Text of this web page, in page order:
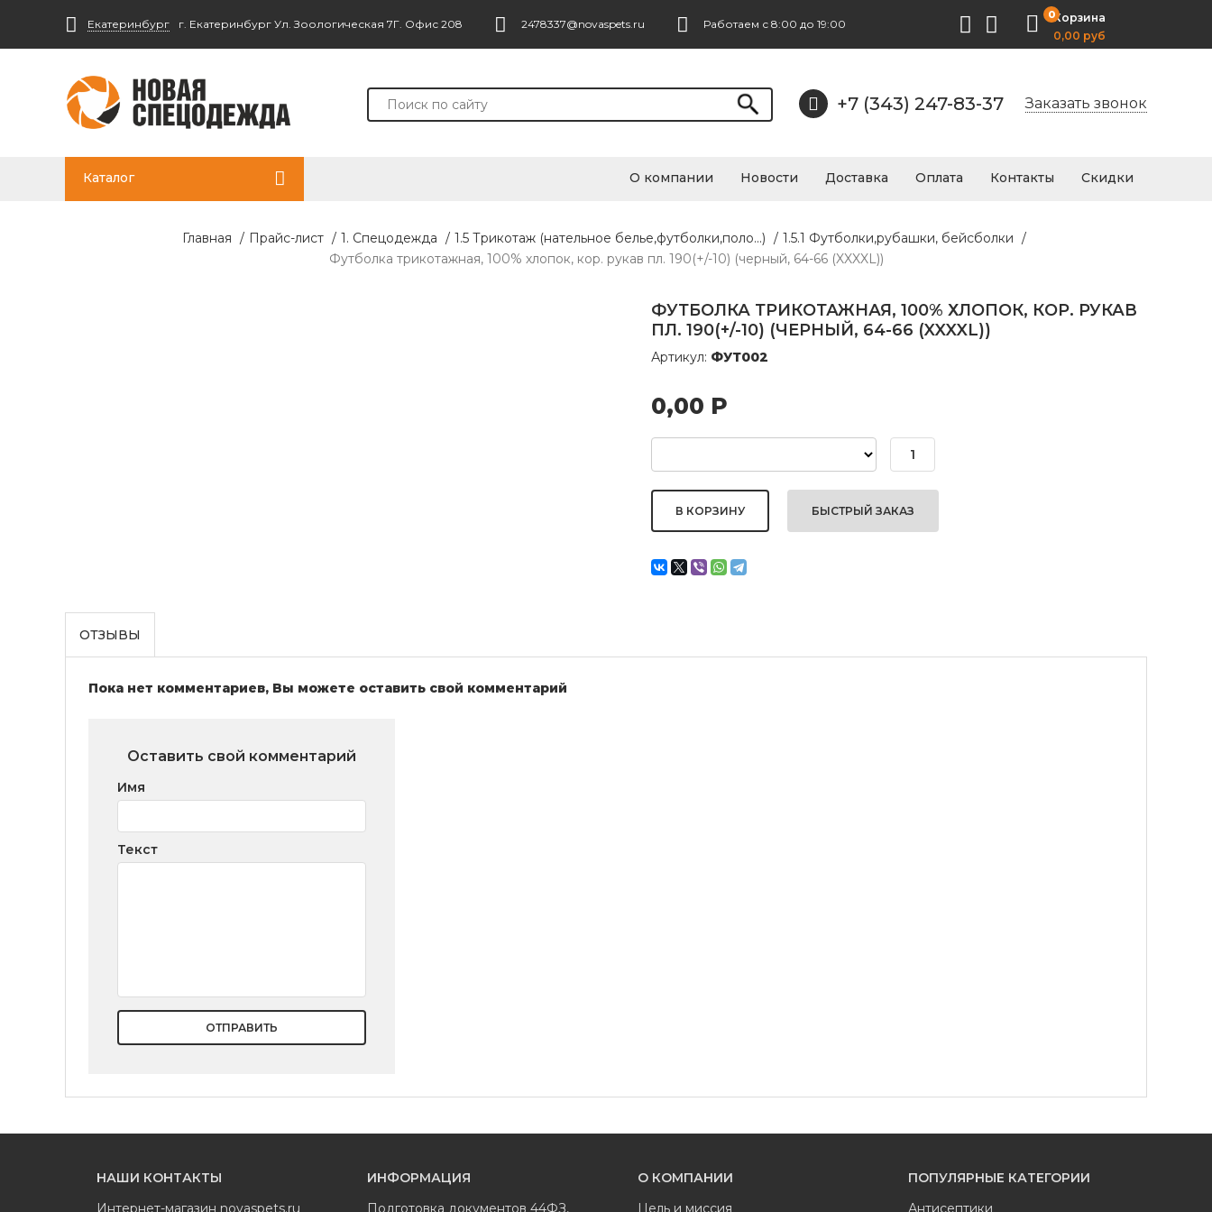
Екатеринбург г. Екатеринбург Ул. Зоологическая 7Г. Офис 208 2478337@novaspets.ru Работаем с 8:00 до 19:00
0Корзина
0,00 руб
+7 (343) 247-83-37 Заказать звонок
Каталог О компании Новости Доставка Оплата Контакты Скидки
Главная / Прайс-лист / 1. Спецодежда / 1.5 Трикотаж (нательное белье,футболки,поло...) / 1.5.1 Футболки,рубашки, бейсболки /
Футболка трикотажная, 100% хлопок, кор. рукав пл. 190(+/-10) (черный, 64-66 (XXXXL))
ФУТБОЛКА ТРИКОТАЖНАЯ, 100% ХЛОПОК, КОР. РУКАВ
ПЛ. 190(+/-10) (ЧЕРНЫЙ, 64-66 (XXXXL))
Артикул: ФУТ002
0,00 Р
БЫСТРЫЙ ЗАКАЗ
ОТЗЫВЫ
Пока нет комментариев, Вы можете оставить свой комментарий
Оставить свой комментарий
Имя
Текст
ОТПРАВИТЬ
НАШИ КОНТАКТЫ
Интернет-магазин novaspets.ru
ИНФОРМАЦИЯ
Подготовка документов 44ФЗ,
О КОМПАНИИ
Цель и миссия
ПОПУЛЯРНЫЕ КАТЕГОРИИ
Антисептики